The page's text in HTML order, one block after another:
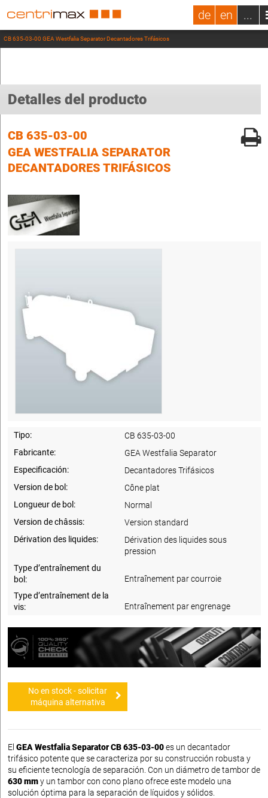
de en ...
CB 635-03-00 GEA Westfalia Separator Decantadores Trifásicos
Detalles del producto
CB 635-03-00
GEA WESTFALIA SEPARATOR
DECANTADORES TRIFÁSICOS
Tipo:
CB 635-03-00
Fabricante:
GEA Westfalia Separator
Especificación:
Decantadores Trifásicos
Version de bol:
Cône plat
Longueur de bol:
Normal
Version de châssis:
Version standard
Dérivation des liquides:
Dérivation des liquides sous
pression
Type d’entraînement du
bol:
Entraînement par courroie
Type d’entraînement de la
vis:
Entraînement par engrenage
No en stock - solicitar
máquina alternativa
El GEA Westfalia Separator CB 635-03-00es un decantador
trifásico potente que se caracteriza por su construcción robusta y
su eficiente tecnología de separación. Con un diámetro de tambor de
630 mmy un tambor con cono plano ofrece este modelo una
solución óptima para la separación de líquidos y sólidos.